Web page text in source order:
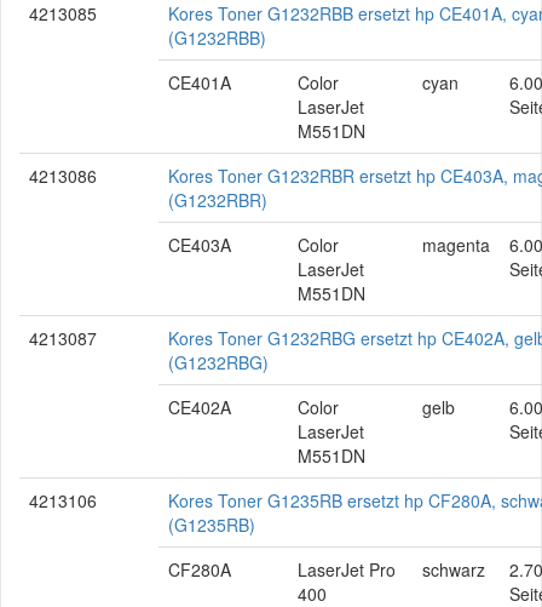
4213085
Kores Toner G1232RBB ersetzt hp CE401A,
(G1232RBB)
CE401A
Color
LaserJet
M551DN
cyan
4213086
Kores Toner G1232RBR ersetzt hp CE403A,
(G1232RBR)
CE403A
Color
LaserJet
M551DN
magenta
4213087
Kores Toner G1232RBG ersetzt hp CE402A,
(G1232RBG)
CE402A
Color
LaserJet
M551DN
gelb
4213106
Kores Toner G1235RB ersetzt hp CF280A,
(G1235RB)
CF280A
LaserJet Pro
400
schwarz